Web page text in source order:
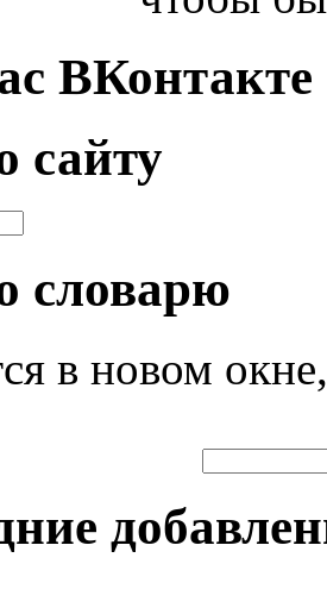
ВКонтакте
сайту
словарю
в новом